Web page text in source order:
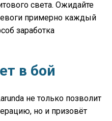
света. Ожидайте
примерно каждый
заработка
в бой
не только позволит
но и призовёт